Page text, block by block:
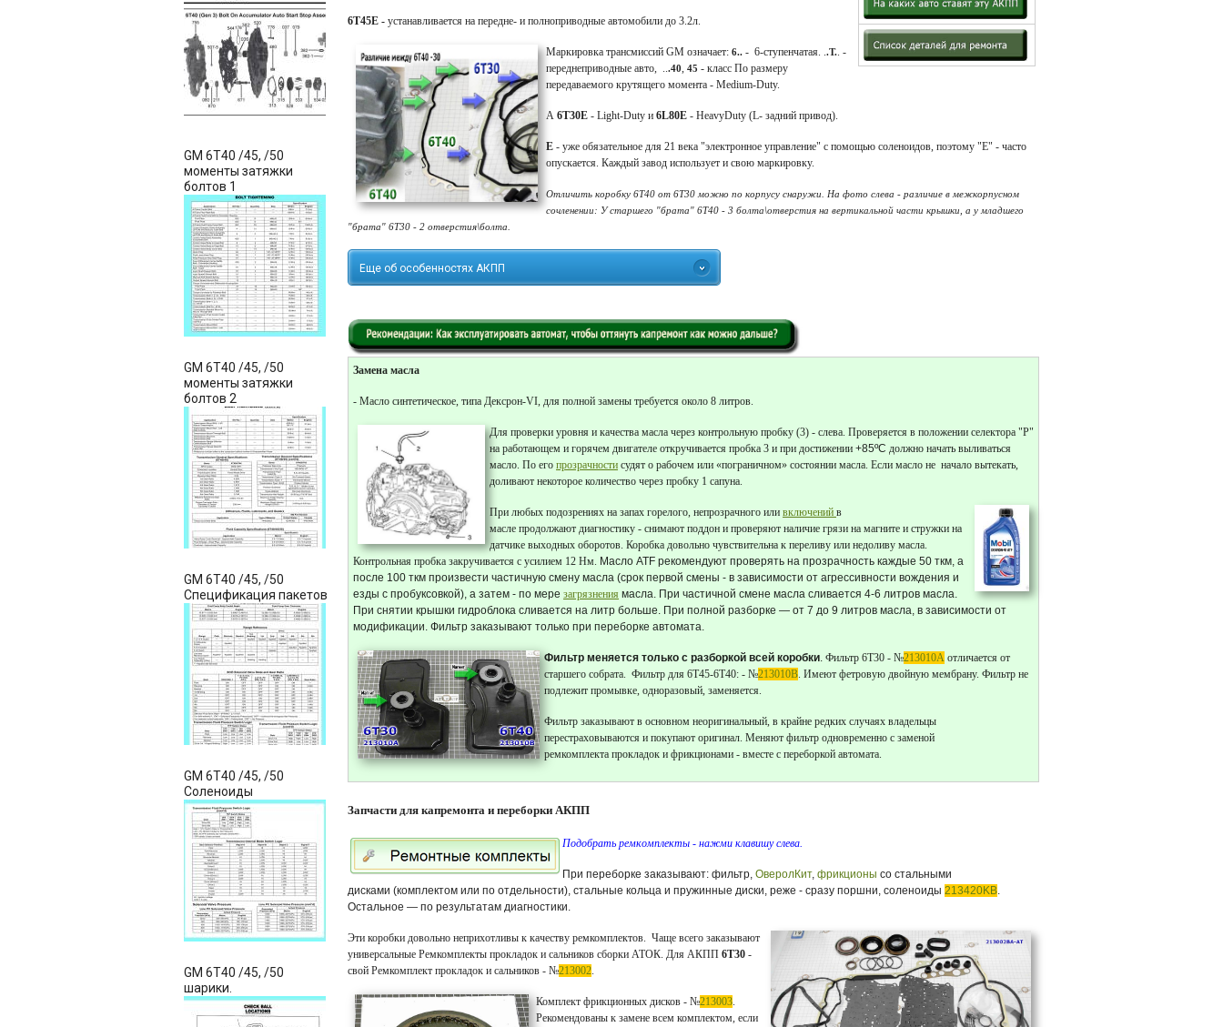
GM 6T40 /45, /50
моменты затяжки
болтов 1
GM 6T40 /45, /50
моменты затяжки
болтов 2
GM 6T40 /45, /50
Спецификация пакетов
GM 6T40 /45, /50
Соленоиды
GM 6T40 /45, /50
шарики.
6T45E - устанавливается на передне- и полноприводные автомобили до 3.2л.
Маркировка трансмиссий GM означает: 6.. - 6-ступенчатая. ..Т.. -
переднеприводные авто, ...40, 45 - класс По размеру
передаваемого крутящего момента - Medium-Duty.
А 6T30E - Light-Duty и 6L80E - HeavyDuty (L- задний привод).
E - уже обязательное для 21 века "электронное управление" с помощью соленоидов, поэтому "Е" - часто
опускается. Каждый завод использует и свою маркировку.
Отличить коробку 6Т40 от 6Т30 можно по корпусу снаружи. На фото слева - различие в межкорпусном
сочленении: У старшего "брата" 6Т40 - 3 болта\отверстия на вертикальной части крышки, а у младшего
"брата" 6Т30 - 2 отверстия\болта.
Еще об особенностях АКПП
Замена масла
- Масло синтетическое, типа Дексрон-VI, для полной замены требуется около 8 литров.
Для проверки уровня и качества масла через контрольную пробку (3) - слева. Проверяется в положении селектора "P"
на работающем и горячем двигателе откручивается пробка 3 и при достижении +85ºC должно начать выливаться
масло. По его прозрачности судят о рабочем или «пограничном» состоянии масла. Если масло не начало вытекать,
доливают некоторое количество через пробку 1 сапуна.
При любых подозрениях на запах горелого, непрозрачного или включений в
масле продолжают диагностику - снимают поддон и проверяют наличие грязи на магните и стружки на
датчике выходных оборотов. Коробка довольно чувствительна к переливу или недоливу масла.
Контрольная пробка закручивается с усилием 12 Нм. Масло ATF рекомендуют проверять на прозрачность каждые 50 ткм, а
после 100 ткм произвести частичную смену масла (срок первой смены - в зависимости от агрессивности вождения и
езды с пробуксовкой), а затем - по мере загрязнения масла. При частичной смене масла сливается 4-6 литров масла.
При снятии крышки гидроблока сливается на литр больше. При полной разборке — от 7 до 9 литров масла, в зависимости от
модификации. Фильтр заказывают только при переборке автомата.
Фильтр меняется только с разборкой всей коробки. Фильтр 6T30 - №213010A отличается от
старшего собрата. Фильтр для 6T45-6T40: - №213010B. Имеют фетровую двойную мембрану. Фильтр не
подлежит промывке, одноразовый, заменяется.
Фильтр заказывают в основном неоригинальный, в крайне редких случаях владельцы
перестраховываются и покупают оригинал. Меняют фильтр одновременно с заменой
ремкомплекта прокладок и фрикционами - вместе с переборкой автомата.
Запчасти для капремонта и переборки АКПП
Подобрать ремкомплекты - нажми клавишу слева.
При переборке заказывают: фильтр, ОверолКит, фрикционы со стальными
дисками (комплектом или по отдельности), стальные кольца и пружинные диски, реже - сразу поршни, соленоиды 213420KB.
Остальное — по результатам диагностики.
Эти коробки довольно неприхотливы к качеству ремкомплектов. Чаще всего заказывают
универсальные Ремкомплекты прокладок и сальников сборки АТОК. Для АКПП 6T30 -
свой Ремкомплект прокладок и сальников - №213002.
Комплект фрикционных дисков - №213003.
Рекомендованы к замене всем комплектом, если